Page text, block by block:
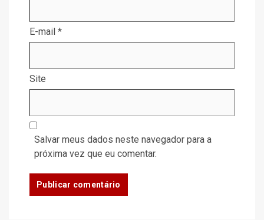
E-mail *
Site
Salvar meus dados neste navegador para a
próxima vez que eu comentar.